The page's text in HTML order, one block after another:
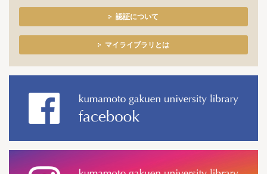
認証について
マイライブラリとは